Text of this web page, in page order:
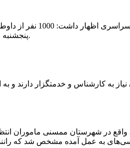
شهرام رحمانی
پنجشنبه و جمعه با آرامش کامل وفضای مناسب در این مرکز دانشگاهی به رقابت پرداختند.
واقع در شهرستان ممسنی ماموران
کردند. در بررسی‌های به عمل آمده مشخص